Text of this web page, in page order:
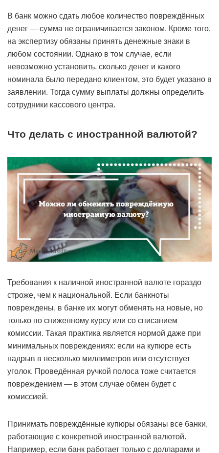
В банк можно сдать любое количество повреждённых
денег — сумма не ограничивается законом. Кроме того,
на экспертизу обязаны принять денежные знаки в
любом состоянии. Однако в том случае, если
невозможно установить, сколько денег и какого
номинала было передано клиентом, это будет указано в
заявлении. Тогда сумму выплаты должны определить
сотрудники кассового центра.
Что делать с иностранной валютой?
Требования к наличной иностранной валюте гораздо
строже, чем к национальной. Если банкноты
повреждены, в банке их могут обменять на новые, но
только по сниженному курсу или со списанием
комиссии. Такая практика является нормой даже при
минимальных повреждениях: если на купюре есть
надрыв в несколько миллиметров или отсутствует
уголок. Проведённая ручкой полоса тоже считается
повреждением — в этом случае обмен будет с
комиссией.
Принимать повреждённые купюры обязаны все банки,
работающие с конкретной иностранной валютой.
Например, если банк работает только с долларами и